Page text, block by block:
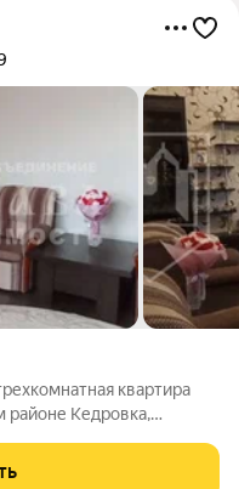
квартира
районе Кедровка,
из самых зеленых и